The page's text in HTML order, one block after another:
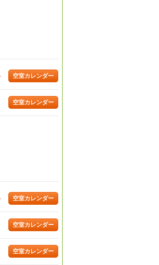
空室カレンダー
空室カレンダー
空室カレンダー
空室カレンダー
空室カレンダー